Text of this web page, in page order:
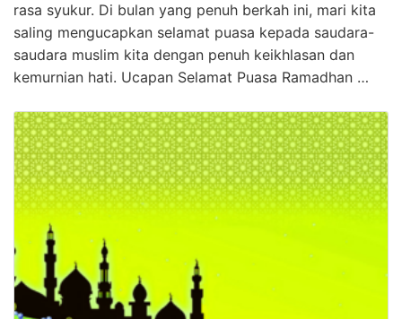
rasa syukur. Di bulan yang penuh berkah ini, mari kita
saling mengucapkan selamat puasa kepada saudara-
saudara muslim kita dengan penuh keikhlasan dan
kemurnian hati. Ucapan Selamat Puasa Ramadhan …